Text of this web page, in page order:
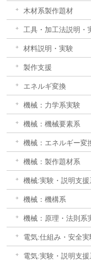
木材系製作題材
工具・加工法説明・
材料説明・実験
製作支援
エネルギ変換
機械：力学系実験
機械：機械要素系
機械：エネルギー変
機械：製作題材系
機械:実験・説明支援
機械：機構系
機械：原理・法則系
電気:仕組み・安全実
電気:実験・説明支援